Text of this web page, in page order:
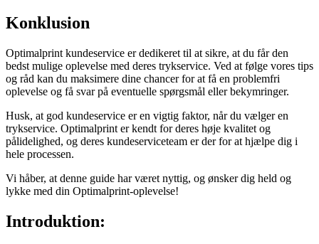
Konklusion
Optimalprint kundeservice er dedikeret til at sikre, at du får den
bedst mulige oplevelse med deres trykservice. Ved at følge vores tips
og råd kan du maksimere dine chancer for at få en problemfri
oplevelse og få svar på eventuelle spørgsmål eller bekymringer.
Husk, at god kundeservice er en vigtig faktor, når du vælger en
trykservice. Optimalprint er kendt for deres høje kvalitet og
pålidelighed, og deres kundeserviceteam er der for at hjælpe dig i
hele processen.
Vi håber, at denne guide har været nyttig, og ønsker dig held og
lykke med din Optimalprint-oplevelse!
Introduktion: